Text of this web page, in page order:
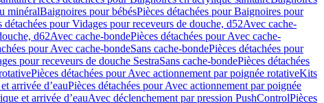
minéralBaignoires pour bébésPièces détachées pour Baignoires pour
détachées pour Vidages pour receveurs de douche, d52Avec cache-
d62Avec cache-bondePièces détachées pour Avec cache-
pour Avec cache-bondeSans cache-bondePièces détachées pour
pour receveurs de douche SestraSans cache-bondePièces détachées
Pièces détachées pour Avec actionnement par poignée rotativeKits
arrivée d’eauPièces détachées pour Avec actionnement par poignée
et arrivée d’eauAvec déclenchement par pression PushControlPièces